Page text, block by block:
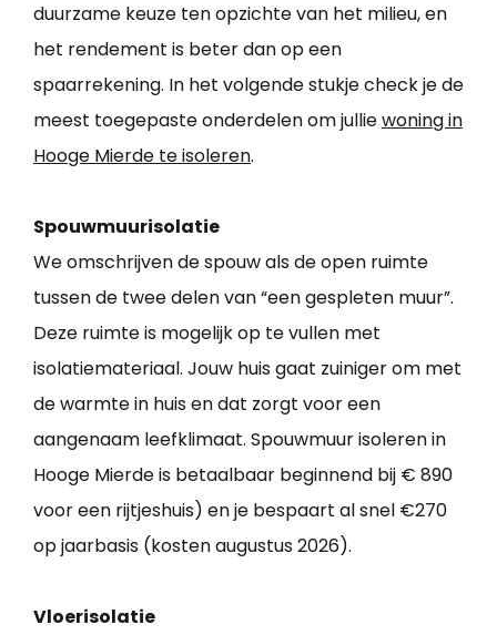
duurzame keuze ten opzichte van het milieu, en
het rendement is beter dan op een
spaarrekening. In het volgende stukje check je de
meest toegepaste onderdelen om julliewoning in
Hooge Mierde te isoleren.
Spouwmuurisolatie
We omschrijven de spouw als de open ruimte
tussen de twee delen van “een gespleten muur”.
Deze ruimte is mogelijk op te vullen met
isolatiemateriaal. Jouw huis gaat zuiniger om met
de warmte in huis en dat zorgt voor een
aangenaam leefklimaat. Spouwmuur isoleren in
Hooge Mierde is betaalbaar beginnend bij € 890
voor een rijtjeshuis) en je bespaart al snel €270
op jaarbasis (kosten augustus 2026).
Vloerisolatie